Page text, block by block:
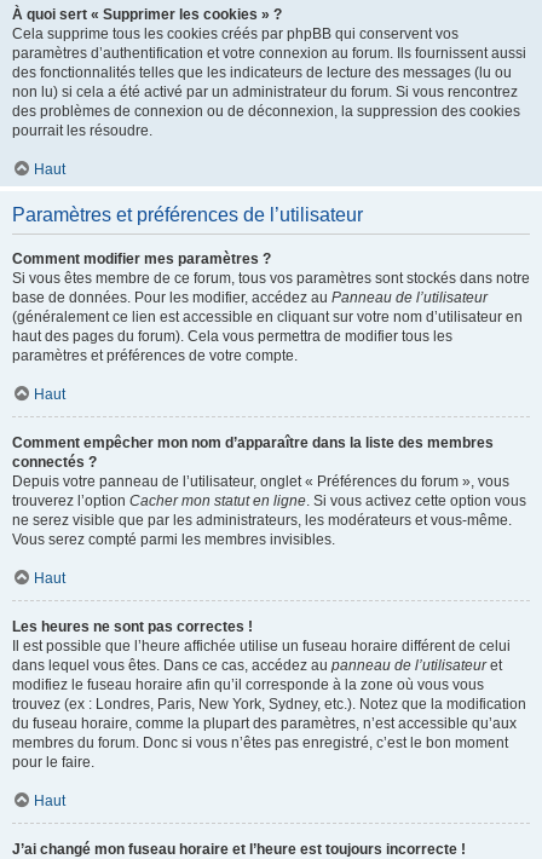
À quoi sert « Supprimer les cookies » ?
Cela supprime tous les cookies créés par phpBB qui conservent vos
paramètres d’authentification et votre connexion au forum. Ils fournissent aussi
des fonctionnalités telles que les indicateurs de lecture des messages (lu ou
non lu) si cela a été activé par un administrateur du forum. Si vous rencontrez
des problèmes de connexion ou de déconnexion, la suppression des cookies
pourrait les résoudre.
Haut
Paramètres et préférences de l’utilisateur
Comment modifier mes paramètres ?
Si vous êtes membre de ce forum, tous vos paramètres sont stockés dans notre
base de données. Pour les modifier, accédez au Panneau de l’utilisateur
(généralement ce lien est accessible en cliquant sur votre nom d’utilisateur en
haut des pages du forum). Cela vous permettra de modifier tous les
paramètres et préférences de votre compte.
Haut
Comment empêcher mon nom d’apparaître dans la liste des membres
connectés ?
Depuis votre panneau de l’utilisateur, onglet « Préférences du forum », vous
trouverez l’option Cacher mon statut en ligne. Si vous activez cette option vous
ne serez visible que par les administrateurs, les modérateurs et vous-même.
Vous serez compté parmi les membres invisibles.
Haut
Les heures ne sont pas correctes !
Il est possible que l’heure affichée utilise un fuseau horaire différent de celui
dans lequel vous êtes. Dans ce cas, accédez au panneau de l’utilisateuret
modifiez le fuseau horaire afin qu’il corresponde à la zone où vous vous
trouvez (ex : Londres, Paris, New York, Sydney, etc.). Notez que la modification
du fuseau horaire, comme la plupart des paramètres, n’est accessible qu’aux
membres du forum. Donc si vous n’êtes pas enregistré, c’est le bon moment
pour le faire.
Haut
J’ai changé mon fuseau horaire et l’heure est toujours incorrecte !